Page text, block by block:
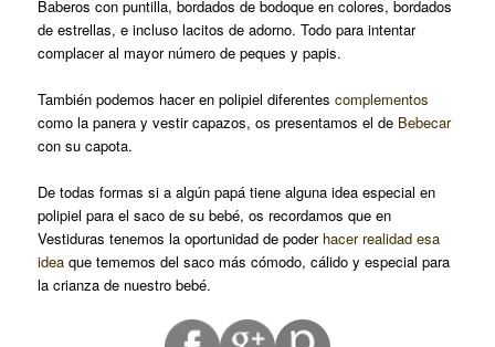
Baberos con puntilla, bordados de bodoque en colores, bordados
de estrellas, e incluso lacitos de adorno. Todo para intentar
complacer al mayor número de peques y papis.
También podemos hacer en polipiel diferentescomplementos
como la panera y vestir capazos, os presentamos el de Bebecar
con su capota.
De todas formas si a algún papá tiene alguna idea especial en
polipiel para el saco de su bebé, os recordamos que en
Vestiduras tenemos la oportunidad de poder hacer realidad esa
idea que tememos del saco más cómodo, cálido y especial para
la crianza de nuestro bebé.